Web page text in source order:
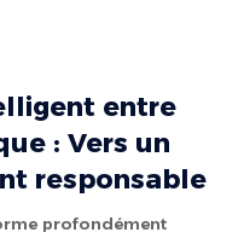
entre
: Vers un
responsable
profondément